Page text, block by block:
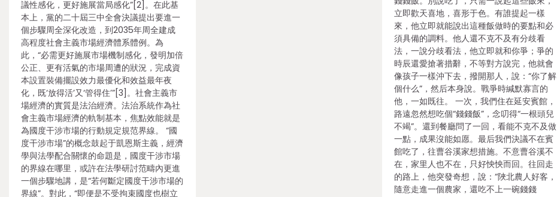
議性感化，更好施展當局感化”[2]。在此基
本上，黨的二十屆三中全會決議提出要進一
個步驟周全深化改造，到2035年周全建成
高程度社會主義市場經濟體系體例。為
此，“必需更好施展市場機制感化，發明加倍
公正、更有活氣的市場周遭的狀況，完成資
本設置裝備擺設效力最優化和效益最年夜
化，既‘放得活’又‘管得住’”[3]。社會主義市
場經濟的實質是法治經濟。法治系統作為社
會主義市場經濟的軌制基本，焦點效能就是
為國度干涉市場的行動規定規范界線。 “國
度干涉市場”的概念鼓起于凱恩斯主義，經濟
學與法學配合關懷的命題是，國度干涉市場
的界線在哪里，或許在法學研討范疇內更進
一個步驟地講，是“若何斷定國度干涉市場的
界線”。對此，“即便是不受拘束國度也樹立
立即歡天喜地，喜形于色。有誰提起一樣
來，他立即就能說出這種飯做時的要點和必
須具備的調料。他人還不克不及有分歧看
法，一說分歧看法，他立即就和你爭；爭的
時辰還愛搶著措辭，不等對方說完，他就會
像孩子一樣沖下去，撥開那人，說：“你了解
個什么”，然后本身說。戰爭時緘默寡言的
他，一如既往。 一次，我們住在延安賓館，
路遠忽然想吃個“錢錢飯”，念叨得“一根頭兒
不竭”。還到餐廳問了一回，看能不克不及做
一點，成果沒能如愿。最后我們決議不在賓
館吃了，往曹谷溪家想措施。不意曹谷溪不
在，家里人也不在，只好怏怏而回。往回走
的路上，他突發奇想，說：“陜北農人好客，
隨意走進一個農家，還吃不上一碗錢錢